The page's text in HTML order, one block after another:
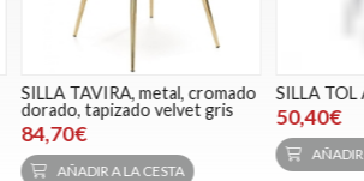
SILLA TAVIRA, metal, cromado
dorado, tapizado velvet gris
84,70€
AÑADIR A LA CESTA
SILLA TOL
50,40€
AÑADIR